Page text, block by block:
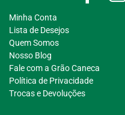
Minha Conta
Lista de Desejos
Quem Somos
Nosso Blog
Fale com a Grão Caneca
Política de Privacidade
Trocas e Devoluções